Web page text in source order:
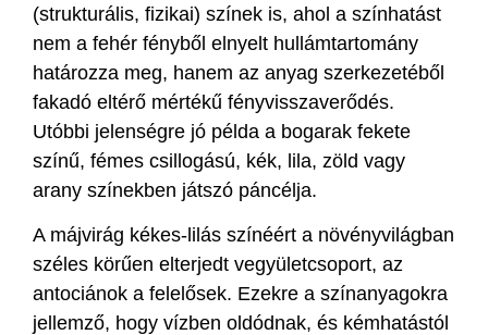
(strukturális, fizikai) színek is, ahol a színhatást
nem a fehér fényből elnyelt hullámtartomány
határozza meg, hanem az anyag szerkezetéből
fakadó eltérő mértékű fényvisszaverődés.
Utóbbi jelenségre jó példa a bogarak fekete
színű, fémes csillogású, kék, lila, zöld vagy
arany színekben játszó páncélja.
A májvirág kékes-lilás színéért a növényvilágban
széles körűen elterjedt vegyületcsoport, az
antociánok a felelősek. Ezekre a színanyagokra
jellemző, hogy vízben oldódnak, és kémhatástól